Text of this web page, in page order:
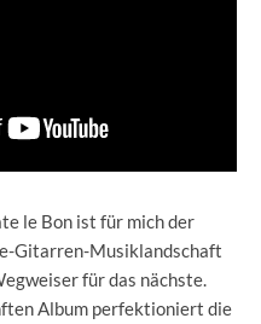
le Bon ist für mich der
Gitarren-Musiklandschaft
für das nächste.
Album perfektioniert die